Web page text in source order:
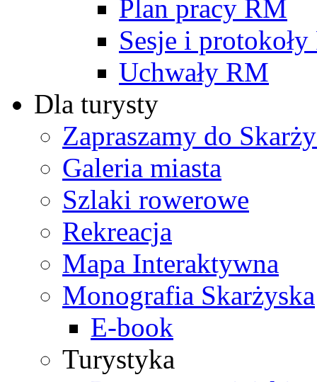
Plan pracy RM
Sesje i
Uchwały RM
Dla turysty
Zapraszamy do
Galeria miasta
Szlaki rowerowe
Rekreacja
Mapa Interaktywna
Monografia Skarżyska
E-book
Turystyka